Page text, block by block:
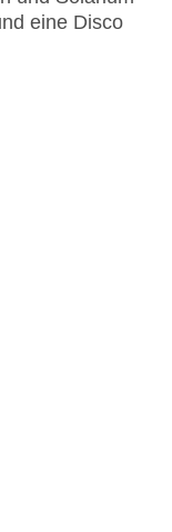
eine Disco